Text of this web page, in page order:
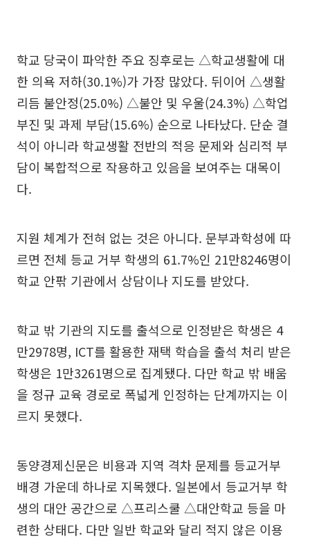
학교 당국이 파악한 주요 징후로는 △학교생활에 대
한 의욕 저하(30.1%)가 가장 많았다. 뒤이어 △생활
리듬 불안정(25.0%) △불안 및 우울(24.3%) △학업
부진 및 과제 부담(15.6%) 순으로 나타났다. 단순 결
석이 아니라 학교생활 전반의 적응 문제와 심리적 부
담이 복합적으로 작용하고 있음을 보여주는 대목이
다.
지원 체계가 전혀 없는 것은 아니다. 문부과학성에 따
르면 전체 등교 거부 학생의 61.7%인 21만8246명이
학교 안팎 기관에서 상담이나 지도를 받았다.
학교 밖 기관의 지도를 출석으로 인정받은 학생은 4
만2978명, ICT를 활용한 재택 학습을 출석 처리 받은
학생은 1만3261명으로 집계됐다. 다만 학교 밖 배움
을 정규 교육 경로로 폭넓게 인정하는 단계까지는 이
르지 못했다.
동양경제신문은 비용과 지역 격차 문제를 등교거부
배경 가운데 하나로 지목했다. 일본에서 등교거부 학
생의 대안 공간으로 △프리스쿨 △대안학교 등을 마
련한 상태다. 다만 일반 학교와 달리 적지 않은 이용